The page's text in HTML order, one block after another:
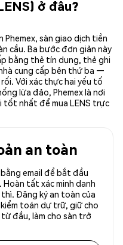
ở đâu?
Phemex, sàn giao dịch tiền
cầu. Ba bước đơn giản này
bằng thẻ tín dụng, thẻ ghi
cung cấp bên thứ ba —
Với xác thực hai yếu tố
lừa đảo, Phemex là nơi
tốt nhất để mua LENS trực
an toàn
email để bắt đầu
Hoàn tất xác minh danh
Đăng ký an toàn của
toán dự trữ, giữ cho
đầu, làm cho sàn trở